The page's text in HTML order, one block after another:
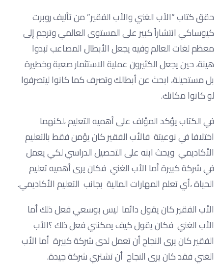
حقق كتاب “الأب الغني والأب الفقير” من تأليف روبرت
كيوساكي انتشاراً كبير على المستوى العالمي وترجم إلى
معظم لغات العالم وفيه يجعل الأبطال المصاعب تبدوا
هينة، حين يجعل الكثيرون عملية الاستثمار صعبة وخطيرة
بل مستحيلة، ابحث عن أبطالك وتصرف كما كانوا ليتصرفوا
لو كانوا مكانك.
في الكتاب يؤكد المؤلف على أهميه التعليم ،لكنهما
اختلافا في نوعيتة فالأب الفقير كان يؤمن فقط بالتعليم
الأكاديمي ويحث ابنه على التحصيل الدراسي لكي يعمل
في شركة كبيرة أما الأب الغني فكان يرى أهميه تعليم
الحياة ،أي تعلم المهارات المالية بجانب التعليم الأكاديمي.
الأب الفقير كان يقول دائما ليس بوسعي فعل ذلك أما
الأب الغني فكان يقول كيف يمكنني فعل ذلك ؟الأب
الفقير كان يرى النجاح أن تعمل لدى شركة كبيرة أما الأب
الغني فقد كان يرى النجاح أن تشتري شركة جيدة.